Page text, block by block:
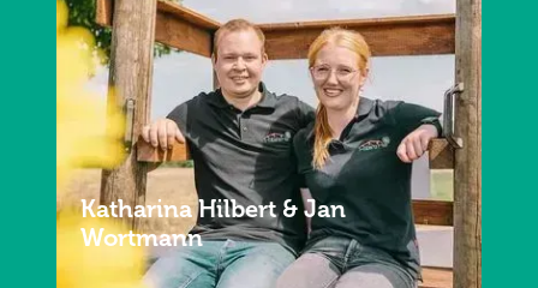
Katharina Hilbert & Jan
Wortmann